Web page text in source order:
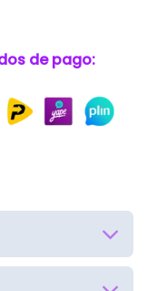
de pago: